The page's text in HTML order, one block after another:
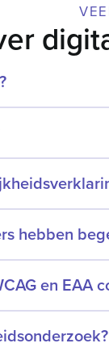
hebben
en EAA